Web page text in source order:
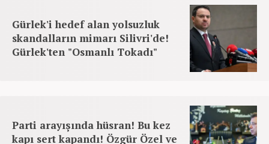
Gürlek'i hedef alan yolsuzluk
skandalların mimarı Silivri'de!
Gürlek'ten "Osmanlı Tokadı"
Parti arayışında hüsran! Bu kez
kapı sert kapandı! Özgür Özel ve